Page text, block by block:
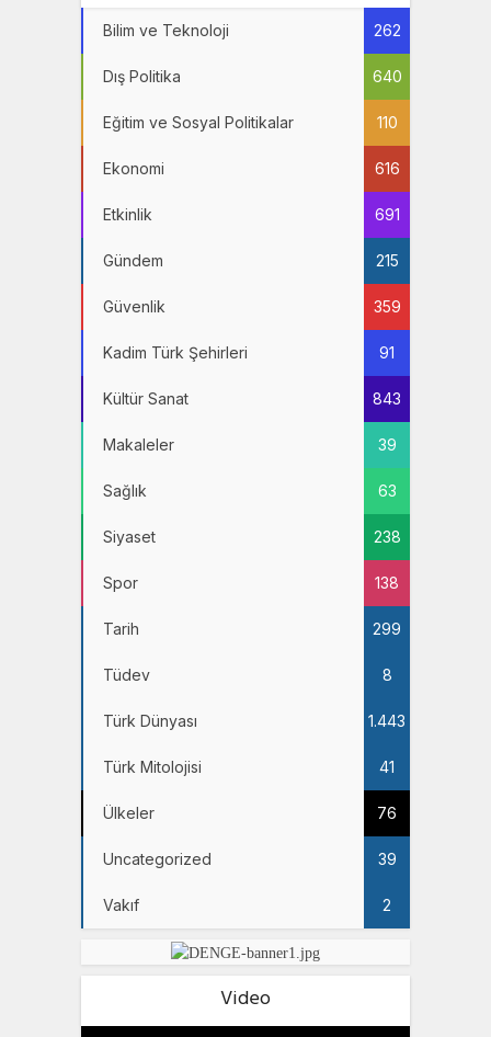
Bilim ve Teknoloji 262
Dış Politika 640
Eğitim ve Sosyal Politikalar 110
Ekonomi 616
Etkinlik 691
Gündem 215
Güvenlik 359
Kadim Türk Şehirleri 91
Kültür Sanat 843
Makaleler 39
Sağlık 63
Siyaset 238
Spor 138
Tarih 299
Tüdev 8
Türk Dünyası 1.443
Türk Mitolojisi 41
Ülkeler 76
Uncategorized 39
Vakıf 2
Video